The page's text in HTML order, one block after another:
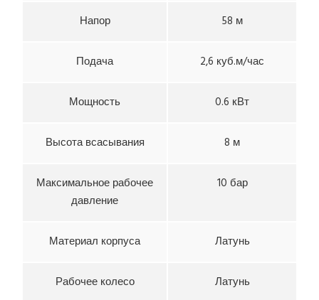
Напор 58 м
Подача 2,6 куб.м/час
Мощность 0.6 кВт
Высота всасывания 8 м
Максимальное рабочее
давление
10 бар
Материал корпуса Латунь
Рабочее колесо Латунь